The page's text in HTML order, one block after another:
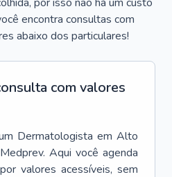
encontra consultas com
abaixo dos particulares!
com valores
Dermatologista em Alto
Aqui você agenda
valores acessíveis, sem